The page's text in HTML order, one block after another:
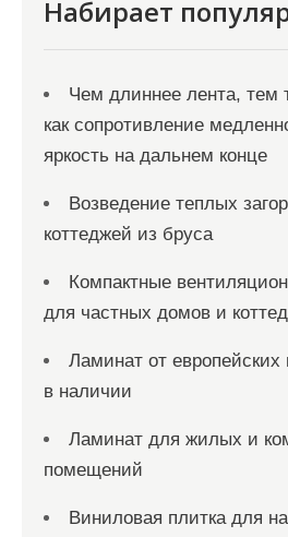
Набирает
Чем длиннее лента, тем
как сопротивление
яркость на дальнем конце
Возведение теплых
коттеджей из бруса
Компактные
для частных домов и
Ламинат от европейских
в наличии
Ламинат для жилых и
помещений
Виниловая плитка для